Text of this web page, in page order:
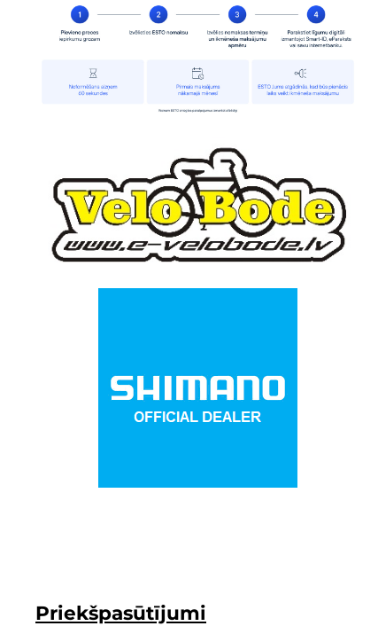
Priekšpasūtījumi